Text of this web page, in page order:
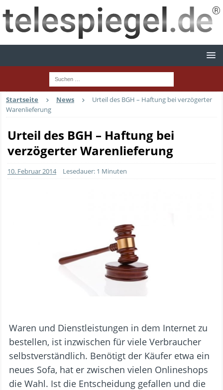
Startseite News
Urteil des BGH – Haftung bei verzögerter
Warenlieferung
Urteil des BGH – Haftung bei
verzögerter Warenlieferung
10. Februar 2014 Lesedauer: 1 Minuten
Waren und Dienstleistungen in dem Internet zu
bestellen, ist inzwischen für viele Verbraucher
selbstverständlich. Benötigt der Käufer etwa ein
neues Sofa, hat er zwischen vielen Onlineshops
die Wahl. Ist die Entscheidung gefallen und die